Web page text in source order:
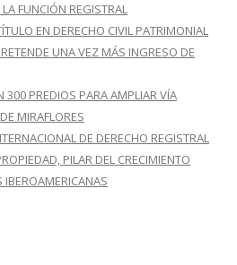
FUNCIÓN REGISTRAL
EN DERECHO CIVIL PATRIMONIAL
UNA VEZ MÁS INGRESO DE
300 PREDIOS PARA AMPLIAR VÍA
MIRAFLORES
DE DERECHO REGISTRAL
PILAR DEL CRECIMIENTO
IBEROAMERICANAS